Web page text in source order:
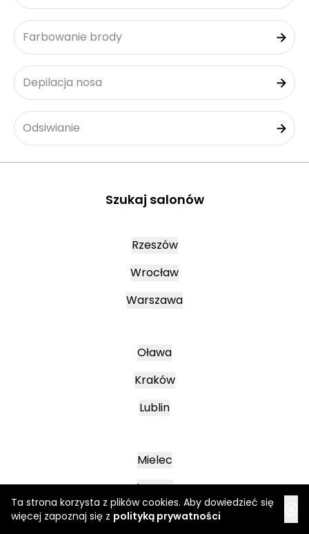
Ta strona korzysta z plików cookies. Aby dowiedzieć się
więcej zapoznaj się z polityką prywatności
Farbowanie brody
Depilacja nosa
Odsiwianie
Szukaj salonów
Rzeszów
Wrocław
Warszawa
Oława
Kraków
Lublin
Mielec
Leszno
Poznań